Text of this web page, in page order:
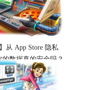
从 App Store 隐私
的数据真的安全吗？